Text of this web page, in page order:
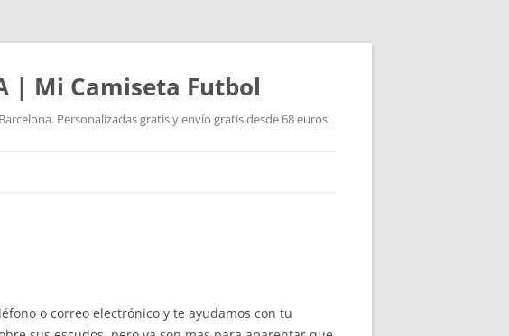
| Mi Camiseta Futbol
Personalizadas gratis y envío gratis desde 68 euros.
o correo electrónico y te ayudamos con tu